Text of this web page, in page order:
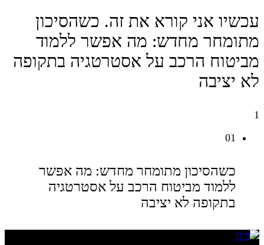
עכשיו אני קורא את זה. כשהסיכון
מתומחר מחדש: מה אפשר ללמוד
מביטוח הרכב על אסטרטגיה בתקופה
לא יציבה
1
01
כשהסיכון מתומחר מחדש: מה אפשר
ללמוד מביטוח הרכב על אסטרטגיה
בתקופה לא יציבה